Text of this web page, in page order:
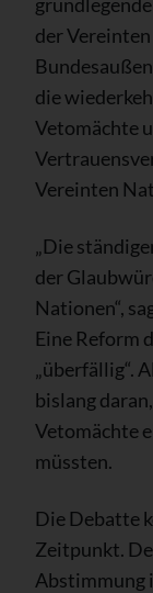
der
die
Vetomächte
Vereinten
„Die
der
Nationen“,
Eine Reform
„überfällig“.
bislang
Vetomächte
müssten.
Die Debatte
Zeitpunkt.
Abstimmung